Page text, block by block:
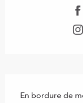
En bordure de